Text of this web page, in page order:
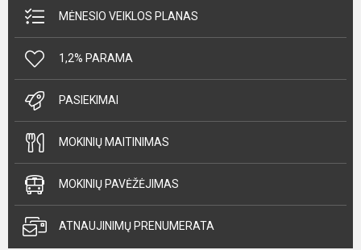
MĖNESIO VEIKLOS PLANAS
1,2% PARAMA
PASIEKIMAI
MOKINIŲ MAITINIMAS
MOKINIŲ PAVĖŽĖJIMAS
ATNAUJINIMŲ PRENUMERATA